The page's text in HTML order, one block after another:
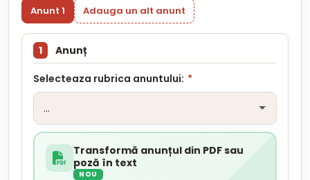
Anunt 1 Adauga un alt anunt
1 Anunț
Selecteaza rubrica anuntului: *
Transformă anunțul din PDF sau
poză în text
NOU